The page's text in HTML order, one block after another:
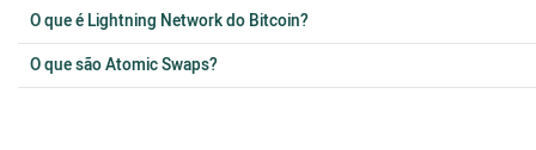
O que é Lightning Network do Bitcoin?
O que são Atomic Swaps?